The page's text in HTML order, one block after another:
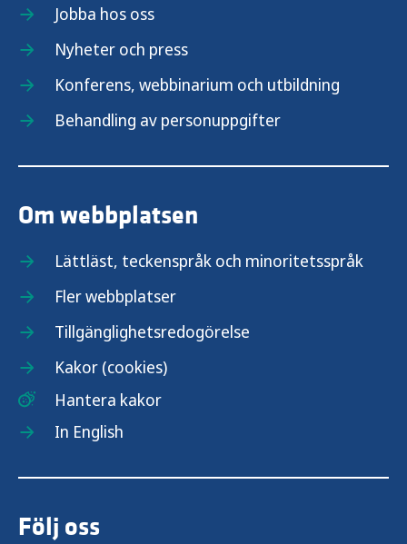
Jobba hos oss
Nyheter och press
Konferens, webbinarium och utbildning
Behandling av personuppgifter
Om webbplatsen
Lättläst, teckenspråk och minoritetsspråk
Fler webbplatser
Tillgänglighetsredogörelse
Kakor (cookies)
Hantera kakor
In English
Följ oss